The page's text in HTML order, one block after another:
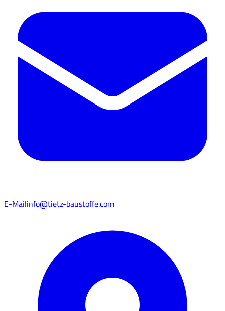
E-Mailinfo@tietz-baustoffe.com